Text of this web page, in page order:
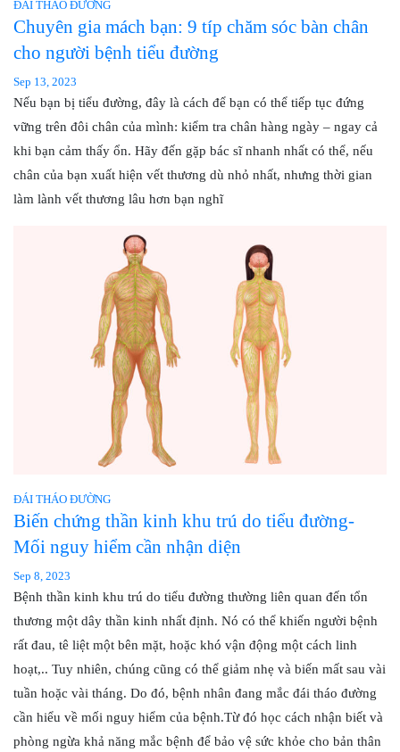
ĐÁI THÁO ĐƯỜNG
Chuyên gia mách bạn: 9 típ chăm sóc bàn chân
cho người bệnh tiểu đường
Sep 13, 2023
Nếu bạn bị tiểu đường, đây là cách để bạn có thể tiếp tục đứng
vững trên đôi chân của mình: kiểm tra chân hàng ngày – ngay cả
khi bạn cảm thấy ổn. Hãy đến gặp bác sĩ nhanh nhất có thể, nếu
chân của bạn xuất hiện vết thương dù nhỏ nhất, nhưng thời gian
làm lành vết thương lâu hơn bạn nghĩ
ĐÁI THÁO ĐƯỜNG
Biến chứng thần kinh khu trú do tiểu đường-
Mối nguy hiểm cần nhận diện
Sep 8, 2023
Bệnh thần kinh khu trú do tiểu đường thường liên quan đến tổn
thương một dây thần kinh nhất định. Nó có thể khiến người bệnh
rất đau, tê liệt một bên mặt, hoặc khó vận động một cách linh
hoạt,.. Tuy nhiên, chúng cũng có thể giảm nhẹ và biến mất sau vài
tuần hoặc vài tháng. Do đó, bệnh nhân đang mắc đái tháo đường
cần hiểu về mối nguy hiểm của bệnh.Từ đó học cách nhận biết và
phòng ngừa khả năng mắc bệnh để bảo vệ sức khỏe cho bản thân